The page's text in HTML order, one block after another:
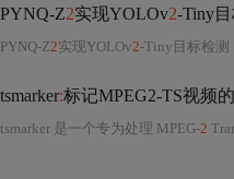
PYNQ-Z2实现YOLOv2-Tiny
PYNQ-Z2实现YOLOv2-Tiny目标检测
tsmarker:标记MPEG2-TS视频的
tsmarker 是一个专为处理 MPEG-2